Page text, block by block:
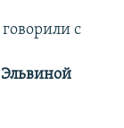
говорили с
Эльвиной